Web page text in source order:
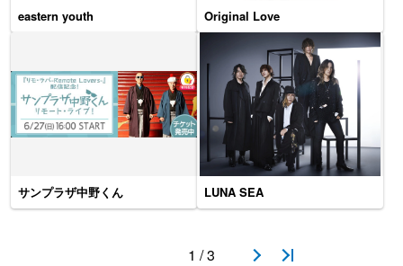
eastern youth Original Love
サンプラザ中野くん LUNA SEA
1 / 3